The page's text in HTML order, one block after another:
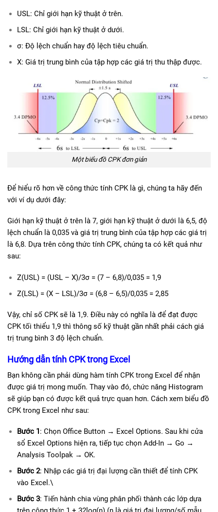
USL: Chỉ giới hạn kỹ thuật ở trên.
LSL: Chỉ giới hạn kỹ thuật ở dưới.
σ: Độ lệch chuẩn hay độ lệch tiêu chuẩn.
X: Giá trị trung bình của tập hợp các giá trị thu thập được.
Một biểu đồ CPK đơn giản
Để hiểu rõ hơn về công thức tính CPK là gì, chúng ta hãy đến
với ví dụ dưới đây:
Giới hạn kỹ thuật ở trên là 7, giới hạn kỹ thuật ở dưới là 6,5, độ
lệch chuẩn là 0,035 và giá trị trung bình của tập hợp các giá trị
là 6,8. Dựa trên công thức tính CPK, chúng ta có kết quả như
sau:
Z(USL) = (USL – X)/3σ = (7 – 6,8)/0,035 = 1,9
Z(LSL) = (X – LSL)/3σ = (6,8 – 6,5)/0,035 = 2,85
Vậy, chỉ số CPK sẽ là 1,9. Điều này có nghĩa là để đạt được
CPK tối thiểu 1,9 thì thông số kỹ thuật gần nhất phải cách giá
trị trung bình 3 độ lệch chuẩn.
Hướng dẫn tính CPK trong Excel
Bạn không cần phải dùng hàm tính CPK trong Excel để nhận
được giá trị mong muốn. Thay vào đó, chức năng Histogram
sẽ giúp bạn có được kết quả trực quan hơn. Cách xem biểu đồ
CPK trong Excel như sau:
Bước 1: Chọn Office Button → Excel Options. Sau khi cửa
sổ Excel Options hiện ra, tiếp tục chọn Add-In → Go →
Analysis Toolpak → OK.
Bước 2: Nhập các giá trị đại lượng cần thiết để tính CPK
vào Excel.\
Bước 3: Tiến hành chia vùng phân phối thành các lớp dựa